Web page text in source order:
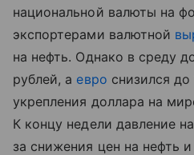
национальной валюты на
экспортерами валютной
на нефть. Однако в среду
рублей, а евро снизился до
укрепления доллара на
К концу недели давление
за снижения цен на нефть